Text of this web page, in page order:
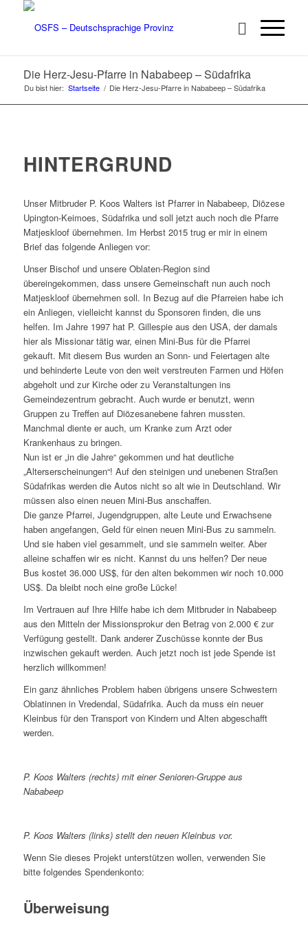
Die Herz-Jesu-Pfarre in Nababeep – Südafrika
Du bist hier: Startseite / Die Herz-Jesu-Pfarre in Nababeep – Südafrika
HINTERGRUND
Unser Mitbruder P. Koos Walters ist Pfarrer in Nababeep, Diözese
Upington-Keimoes, Südafrika und soll jetzt auch noch die Pfarre
Matjeskloof übernehmen. Im Herbst 2015 trug er mir in einem
Brief das folgende Anliegen vor:
Unser Bischof und unsere Oblaten-Region sind
übereingekommen, dass unsere Gemeinschaft nun auch noch
Matjeskloof übernehmen soll. In Bezug auf die Pfarreien habe ich
ein Anliegen, vielleicht kannst du Sponsoren finden, die uns
helfen. Im Jahre 1997 hat P. Gillespie aus den USA, der damals
hier als Missionar tätig war, einen Mini-Bus für die Pfarrei
gekauft. Mit diesem Bus wurden an Sonn- und Feiertagen alte
und behinderte Leute von den weit verstreuten Farmen und Höfen
abgeholt und zur Kirche oder zu Veranstaltungen ins
Gemeindezentrum gebracht. Auch wurde er benutzt, wenn
Gruppen zu Treffen auf Diözesanebene fahren mussten.
Manchmal diente er auch, um Kranke zum Arzt oder
Krankenhaus zu bringen.
Nun ist er „in die Jahre“ gekommen und hat deutliche
„Alterserscheinungen“! Auf den steinigen und unebenen Straßen
Südafrikas werden die Autos nicht so alt wie in Deutschland. Wir
müssen also einen neuen Mini-Bus anschaffen.
Die ganze Pfarrei, Jugendgruppen, alte Leute und Erwachsene
haben angefangen, Geld für einen neuen Mini-Bus zu sammeln.
Und sie haben viel gesammelt, und sie sammeln weiter. Aber
alleine schaffen wir es nicht. Kannst du uns helfen? Der neue
Bus kostet 36.000 US$, für den alten bekommen wir noch 10.000
US$. Da bleibt noch eine große Lücke!
Im Vertrauen auf Ihre Hilfe habe ich dem Mitbruder in Nababeep
aus den Mitteln der Missionsprokur den Betrag von 2.000 € zur
Verfügung gestellt. Dank anderer Zuschüsse konnte der Bus
inzwischen gekauft werden. Auch jetzt noch ist jede Spende ist
herzlich willkommen!
Ein ganz ähnliches Problem haben übrigens unsere Schwestern
Oblatinnen in Vredendal, Südafrika. Auch da muss ein neuer
Kleinbus für den Transport von Kindern und Alten abgeschafft
werden.
P. Koos Walters (rechts) mit einer Senioren-Gruppe aus
Nababeep
P. Koos Walters (links) stellt den neuen Kleinbus vor.
Wenn Sie dieses Projekt unterstützen wollen, verwenden Sie
bitte folgendes Spendenkonto:
Überweisung